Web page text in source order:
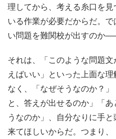
理してから、考える糸口を
いる作業が必要だからだ。
い問題を難関校が出すのか
それは、「このような問題
えばいい」といった上面な
なく、「なぜそうなのか？
と、答えが出せるのか」「
うなのか」、自分なりに手
来てほしいからだ。つまり